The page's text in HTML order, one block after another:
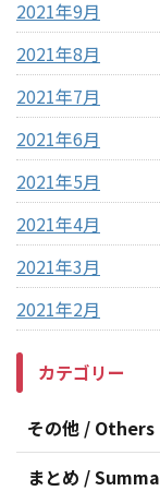
2021年9月
2021年8月
2021年7月
2021年6月
2021年5月
2021年4月
2021年3月
2021年2月
カテゴリー
その他 / Others
まとめ /